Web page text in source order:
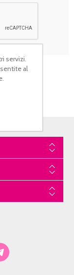
servizi.
al